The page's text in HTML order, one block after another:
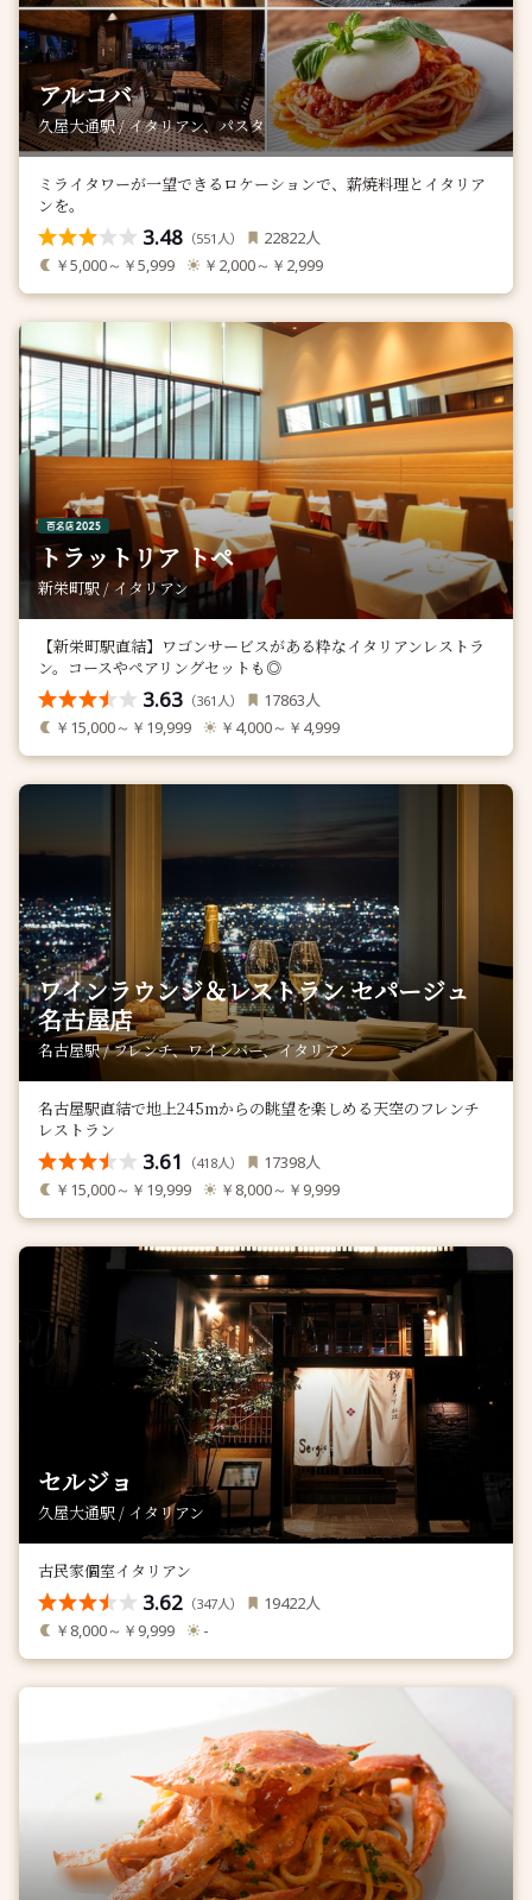
アルコバ
久屋大通駅 / イタリアン、パスタ
ミライタワーが一望できるロケーションで、薪焼料理とイタリア
ンを。
3.48 （551 人） 22822人
￥5,000～￥5,999 ￥2,000～￥2,999
トラットリア トペ
新栄町駅 / イタリアン
【新栄町駅直結】ワゴンサービスがある粋なイタリアンレストラ
ン。コースやペアリングセットも◎
3.63 （361 人） 17863人
￥15,000～￥19,999 ￥4,000～￥4,999
ワインラウンジ＆レストラン セパージュ
名古屋店
名古屋駅 / フレンチ、ワインバー、イタリアン
名古屋駅直結で地上245mからの眺望を楽しめる天空のフレンチ
レストラン
3.61 （418人） 17398人
￥15,000～￥19,999 ￥8,000～￥9,999
セルジョ
久屋大通駅 / イタリアン
古民家個室イタリアン
3.62 （347人） 19422人
￥8,000～￥9,999 -